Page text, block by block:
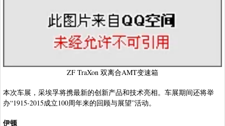
ZF TraXon 双离合AMT变速箱
本次车展，采埃孚将携最新的创新产品和技术亮相。车展期间还将举
办“1915-2015成立100周年来的回顾与展望”活动。
伊顿